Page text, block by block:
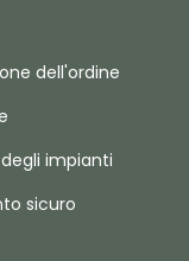
dell'ordine
impianti
sicuro